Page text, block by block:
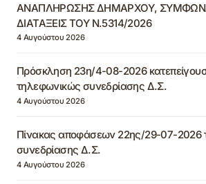
ΑΝΑΠΛΗΡΩΣΗΣ ΔΗΜΑΡΧΟΥ,
ΔΙΑΤΑΞΕΙΣ ΤΟΥ Ν.5314/2026
4 Αυγούστου 2026
Πρόσκληση 23η/4-08-2026
τηλεφωνικώς συνεδρίασης Δ.Σ.
4 Αυγούστου 2026
Πίνακας αποφάσεων 22ης/29-07-2026
συνεδρίασης Δ.Σ.
4 Αυγούστου 2026